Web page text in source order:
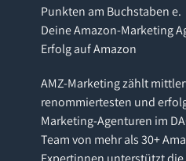
Deine Amazon-Marketing
Erfolg auf Amazon
AMZ-Marketing zählt
renommiertesten und
Marketing-Agenturen im
Team von mehr als 30+